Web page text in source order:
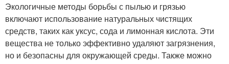
Экологичные методы борьбы с пылью и грязью
включают использование натуральных чистящих
средств, таких как уксус, сода и лимонная кислота. Эти
вещества не только эффективно удаляют загрязнения,
но и безопасны для окружающей среды. Также можно